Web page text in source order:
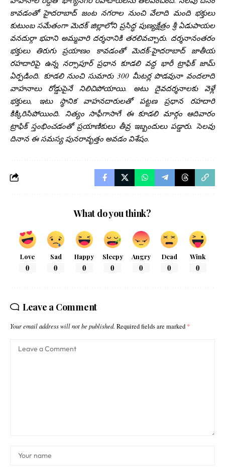
కావడంతో హైదరాబాద్ జంట నగరాల నుంచి వేలాది మంది భక్తులు
కుటుంబ సమేతంగా మెదక్ జిల్లాలోని ప్రసిద్ధ పుణ్యక్షేత్రం శ్రీ ఏడుపాయల
వనదుర్గా భవాని అమ్మవారి దర్శనానికి తరలివచ్చారు. దర్శనానంతరం
భక్తులు తిరుగు ప్రయాణం కావడంతో మెదక్-హైదరాబాద్ జాతీయ
రహదారిపై ఉన్న నర్సాపూర్ ప్రధాన కూడలి వద్ద భారీ ట్రాఫిక్ జామ్
ఏర్పడింది. కూడలి నుంచి సుమారు 300 మీటర్ల పొడవునా వందలాది
వాహనాలు రోడ్డుపైనే నిలిచిపోయాయి. అటు దైవదర్శనాలకు వెళ్లే
భక్తులు, ఇటు స్థానిక వాహనదారులతో పట్టణ ప్రధాన రహదారి
కిక్కిరిసిపోయింది. నిత్యం సాఫీగాసాగే ఈ కూడలి మార్గం ఆదివారం
ట్రాఫిక్ స్తంభించడంతో ప్రయాణికులు తీవ్ర ఇబ్బందులు పడ్డారు. సెలవు
దినాన ఈ సమస్య పునరావృత్తం అవడం విశేషం.
What do you think?
Love
0
Sad
0
Happy
0
Sleepy
0
Angry
0
Dead
0
Wink
0
Leave a Comment
Your email address will not be published. Required fields are marked *